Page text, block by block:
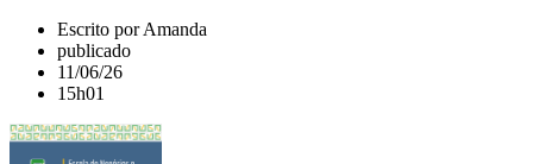
Escrito por Amanda
publicado
11/06/26
15h01